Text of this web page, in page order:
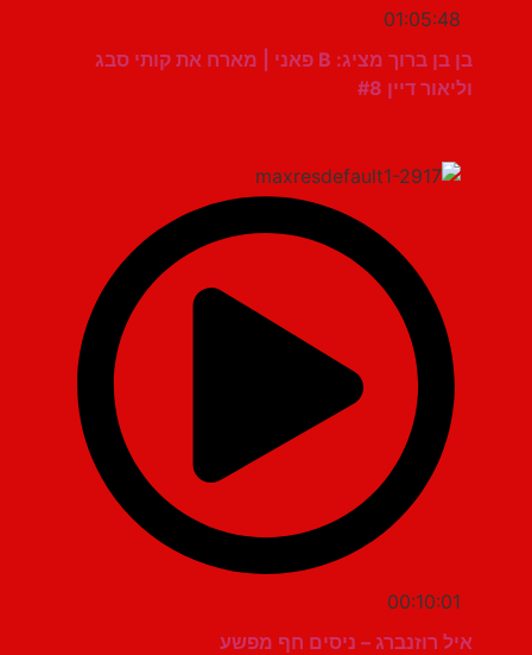
01:05:48
בן בן ברוך מציג: B פאני | מארח את קותי סבג
וליאור דיין #8
00:10:01
איל רוזנברג – ניסים חף מפשע